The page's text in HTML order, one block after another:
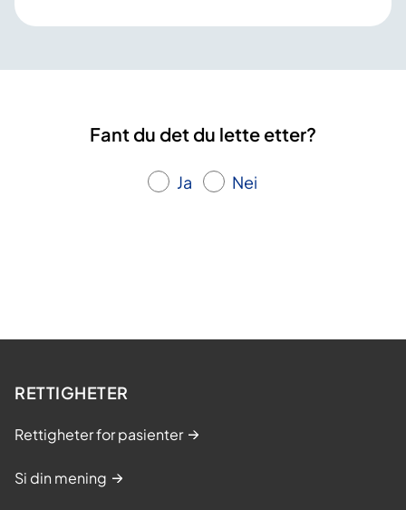
Fant du det du lette etter?
Ja Nei
RETTIGHETER
Rettigheter for pasienter
Si din mening